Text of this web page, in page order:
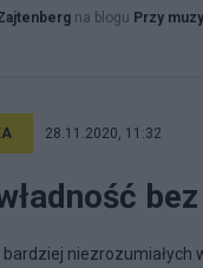
na blogu Przy
28.11.2020, 11:32
niezrozumiałych